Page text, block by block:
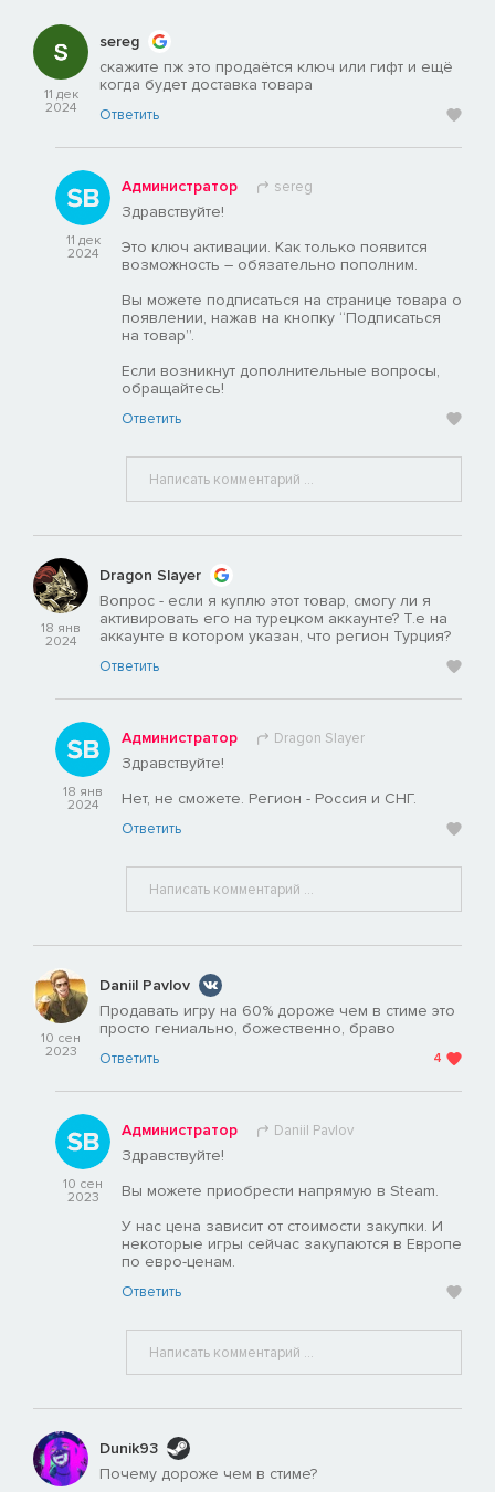
11 дек
2024
sereg
скажите пж это продаётся ключ или гифт и ещё
когда будет доставка товара
Ответить
11 дек
2024
Администратор sereg
Здравствуйте!
Это ключ активации. Как только появится
возможность – обязательно пополним.
Вы можете подписаться на странице товара о
появлении, нажав на кнопку “Подписаться
на товар”.
Если возникнут дополнительные вопросы,
обращайтесь!
Ответить
18 янв
2024
Dragon Slayer
Вопрос - если я куплю этот товар, смогу ли я
активировать его на турецком аккаунте? Т.е на
аккаунте в котором указан, что регион Турция?
Ответить
18 янв
2024
Администратор Dragon Slayer
Здравствуйте!
Нет, не сможете. Регион - Россия и СНГ.
Ответить
10 сен
2023
Daniil Pavlov
Продавать игру на 60% дороже чем в стиме это
просто гениально, божественно, браво
Ответить 4
10 сен
2023
Администратор Daniil Pavlov
Здравствуйте!
Вы можете приобрести напрямую в Steam.
У нас цена зависит от стоимости закупки. И
некоторые игры сейчас закупаются в Европе
по евро-ценам.
Ответить
Dunik93
Почему дороже чем в стиме?